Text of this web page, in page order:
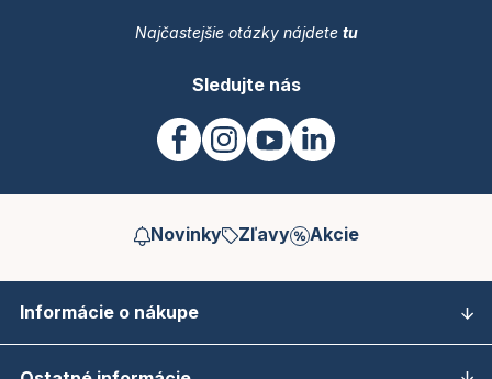
Najčastejšie otázky nájdete tu
Sledujte nás
Novinky Zľavy Akcie
Informácie o nákupe